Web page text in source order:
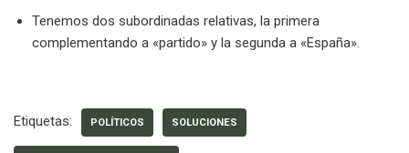
Tenemos dos subordinadas relativas, la primera
complementando a «partido» y la segunda a «España».
Etiquetas: POLÍTICOS SOLUCIONES